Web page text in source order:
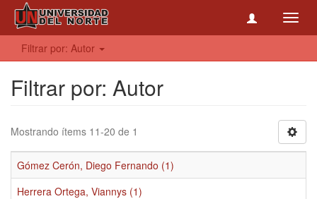
Filtrar por: Autor
Filtrar por: Autor
Mostrando ítems 11-20 de 1
Gómez Cerón, Diego Fernando (1)
Herrera Ortega, Viannys (1)